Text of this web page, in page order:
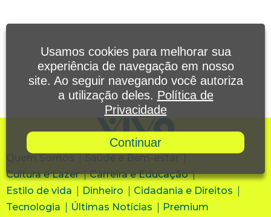
Quem Somos
Saúde e Bem-estar
Cultura e Lazer
Carreira e Educação
Estilo de vida
Dinheiro
Cidadania e Direitos
Tecnologia
Últimas Notícias Premium
Usamos cookies para melhorar sua
experiência de navegação em nosso
site. Ao seguir navegando você autoriza
a utilização deles. Política de
Privacidade
Continuar